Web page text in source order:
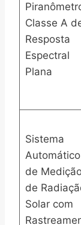
Classe A
Resposta
Espectral
Plana
Sistema
Automático
de
de
Solar com